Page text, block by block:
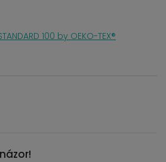
100 by OEKO-TEX®